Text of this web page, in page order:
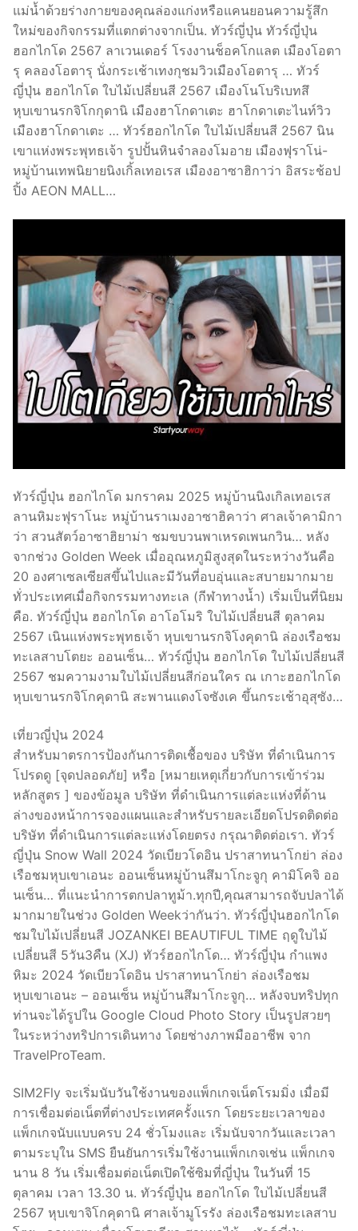
แม่น้ำด้วยร่างกายของคุณล่องแก่งหรือแคนยอนความรู้สึก
ใหม่ของกิจกรรมที่แตกต่างจากเป็น. ทัวร์ญี่ปุ่น ทัวร์ญี่ปุ่น
ฮอกไกโด 2567 ลาเวนเดอร์ โรงงานช็อคโกแลต เมืองโอตา
รุ คลองโอตารุ นั่งกระเช้าเทงกุชมวิวเมืองโอตารุ … ทัวร์
ญี่ปุ่น ฮอกไกโด ใบไม้เปลี่ยนสี 2567 เมืองโนโบริเบทสึ
หุบเขานรกจิโกกุดานิ เมืองฮาโกดาเตะ ฮาโกดาเตะไนท์วิว
เมืองฮาโกดาเตะ … ทัวร์ฮอกไกโด ใบไม้เปลี่ยนสี 2567 นิน
เขาแห่งพระพุทธเจ้า รูปปั้นหินจำลองโมอาย เมืองฟุราโน่-
หมู่บ้านเทพนิยายนิงเกิ้ลเทอเรส เมืองอาซาฮิกาว่า อิสระช้อป
ปิ้ง AEON MALL…
ทัวร์ญี่ปุ่น ฮอกไกโด มกราคม 2025 หมู่บ้านนิงเกิลเทอเรส
ลานหิมะฟุราโนะ หมู่บ้านราเมงอาซาฮิคาว่า ศาลเจ้าคามิกา
ว่า สวนสัตว์อาซาฮิยาม่า ชมขบวนพาเหรดเพนกวิน… หลัง
จากช่วง Golden Week เมื่ออุณหภูมิสูงสุดในระหว่างวันคือ
20 องศาเซลเซียสขึ้นไปและมีวันที่อบอุ่นและสบายมากมาย
ทั่วประเทศเมื่อกิจกรรมทางทะเล (กีฬาทางน้ำ) เริ่มเป็นที่นิยม
คือ. ทัวร์ญี่ปุ่น ฮอกไกโด อาโอโมริ ใบไม้เปลี่ยนสี ตุลาคม
2567 เนินแห่งพระพุทธเจ้า หุบเขานรกจิโงคุดานิ ล่องเรือชม
ทะเลสาบโตยะ ออนเซ็น… ทัวร์ญี่ปุ่น ฮอกไกโด ใบไม้เปลี่ยนสี
2567 ชมความงามใบไม้เปลี่ยนสีก่อนใคร ณ เกาะฮอกไกโด
หุบเขานรกจิโกคุดานิ สะพานแดงโจซังเค ขึ้นกระเช้าอุสุซัง…
เที่ยวญี่ปุ่น 2024
สำหรับมาตรการป้องกันการติดเชื้อของ บริษัท ที่ดำเนินการ
โปรดดู [จุดปลอดภัย] หรือ [หมายเหตุเกี่ยวกับการเข้าร่วม
หลักสูตร ] ของข้อมูล บริษัท ที่ดำเนินการแต่ละแห่งที่ด้าน
ล่างของหน้าการจองแผนและสำหรับรายละเอียดโปรดติดต่อ
บริษัท ที่ดำเนินการแต่ละแห่งโดยตรง กรุณาติดต่อเรา. ทัวร์
ญี่ปุ่น Snow Wall 2024 วัดเบียวโดอิน ปราสาทนาโกย่า ล่อง
เรือชมหุบเขาเอนะ ออนเซ็นหมู่บ้านสึมาโกะจูกุ คามิโคจิ ออ
นเซ็น… ที่แนะนำการตกปลาทูม้า.ทุกปี,คุณสามารถจับปลาได้
มากมายในช่วง Golden Weekว่ากันว่า. ทัวร์ญี่ปุ่นฮอกไกโด
ชมใบไม้เปลี่ยนสี JOZANKEI BEAUTIFUL TIME ฤดูใบไม้
เปลี่ยนสี 5วัน3คืน (XJ) ทัวร์ฮอกไกโด… ทัวร์ญี่ปุ่น กำแพง
หิมะ 2024 วัดเบียวโดอิน ปราสาทนาโกย่า ล่องเรือชม
หุบเขาเอนะ – ออนเซ็น หมู่บ้านสึมาโกะจูกุ… หลังจบทริปทุก
ท่านจะได้รูปใน Google Cloud Photo Story เป็นรูปสวยๆ
ในระหว่างทริปการเดินทาง โดยช่างภาพมืออาชีพ จาก
TravelProTeam.
SIM2Fly จะเริ่มนับวันใช้งานของแพ็กเกจเน็ตโรมมิ่ง เมื่อมี
การเชื่อมต่อเน็ตที่ต่างประเทศครั้งแรก โดยระยะเวลาของ
แพ็กเกจนับแบบครบ 24 ชั่วโมงและ เริ่มนับจากวันและเวลา
ตามระบุใน SMS ยืนยันการเริ่มใช้งานแพ็กเกจเช่น แพ็กเกจ
นาน 8 วัน เริ่มเชื่อมต่อเน็ตเปิดใช้ซิมที่ญี่ปุ่น ในวันที่ 15
ตุลาคม เวลา 13.30 น. ทัวร์ญี่ปุ่น ฮอกไกโด ใบไม้เปลี่ยนสี
2567 หุบเขาจิโกคุดานิ ศาลเจ้ามูโรรัง ล่องเรือชมทะเลสาบ